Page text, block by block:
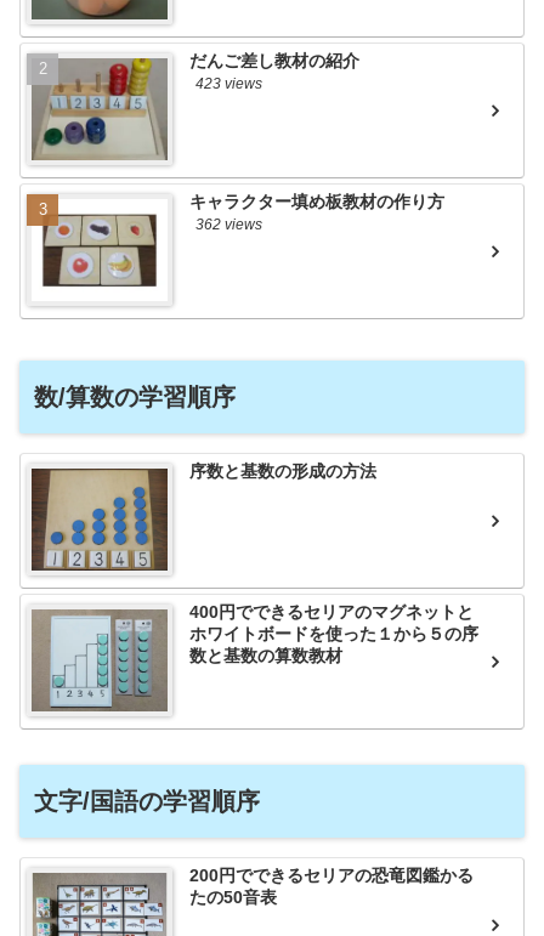
だんご差し教材の紹介
423 views
キャラクター填め板教材の作り方
362 views
数/算数の学習順序
序数と基数の形成の方法
400円でできるセリアのマグネットと
ホワイトボードを使った１から５の序
数と基数の算数教材
文字/国語の学習順序
200円でできるセリアの恐竜図鑑かる
たの50音表